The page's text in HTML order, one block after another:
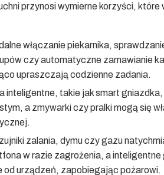
przynosi wymierne korzyści, które
włączanie piekarnika,
czy automatyczne zamawianie
upraszczają codzienne zadania.
inteligentne, takie jak smart
a zmywarki czy pralki mogą się
zalania, dymu czy gazu
w razie zagrożenia, a
od urządzeń, zapobiegając pożarowi.